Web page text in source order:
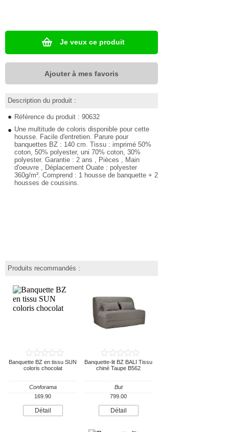
Je veux ce produit
Ajouter à mes favoris
Description du produit :
Référence du produit : 90632
Une multitude de coloris disponible pour cette
housse. Facile d'entretien. Parure pour
banquettes BZ : 140 cm. Tissu : imprimé 50%
coton, 50% polyester, uni 70% coton, 30%
polyester. Garantie : 2 ans , Pièces , Main
d'oeuvre , Déplacement Ouate : polyester
360g/m². Comprend : 1 housse de banquette + 2
housses de coussins.
Produits recommandés :
Banquette BZ en tissu SUN
coloris chocolat
Conforama
169.90
Détail
Banquette-lit BZ BALI Tissu
chiné Taupe B562
But
799.00
Détail